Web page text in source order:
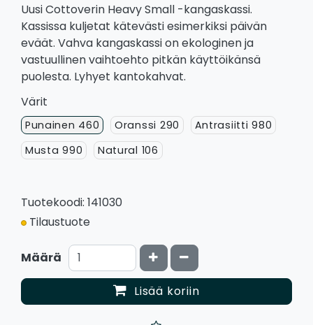
Uusi Cottoverin Heavy Small -kangaskassi.
Kassissa kuljetat kätevästi esimerkiksi päivän
eväät. Vahva kangaskassi on ekologinen ja
vastuullinen vaihtoehto pitkän käyttöikänsä
puolesta. Lyhyet kantokahvat.
Värit
Punainen 460 Oranssi 290
Antrasiitti 980
Musta 990
Natural 106
Tuotekoodi: 141030
Tilaustuote
Määrä Kasvata määrää
Vähennä määrää
Lisää koriin